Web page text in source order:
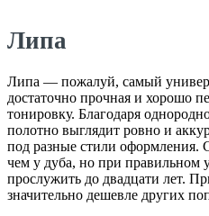
Липа
Липа — пожалуй, самый
достаточно прочная и хорошо
тонировку. Благодаря
полотно выглядит ровно и
под разные стили
чем у дуба, но при правильном
прослужить до двадцати лет.
значительно дешевле других